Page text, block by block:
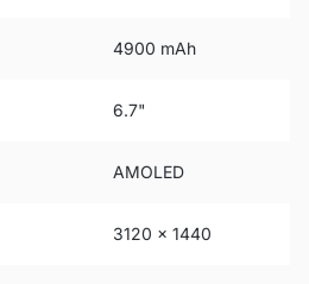
4900 mAh
6.7"
AMOLED
3120 x 1440